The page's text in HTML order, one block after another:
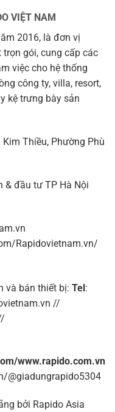
VIỆT NAM
2016, là đơn vị
gói, cung cấp các
việc cho hệ thống
công ty, villa, resort,
kệ trưng bày sản
Kim Thiều, Phường Phù
& đầu tư TP Hà Nội
Rapidovietnam.vn/
và bán thiết bị: Tel:
//
www.rapido.com.vn
@giadungrapido5304
bởi Rapido Asia